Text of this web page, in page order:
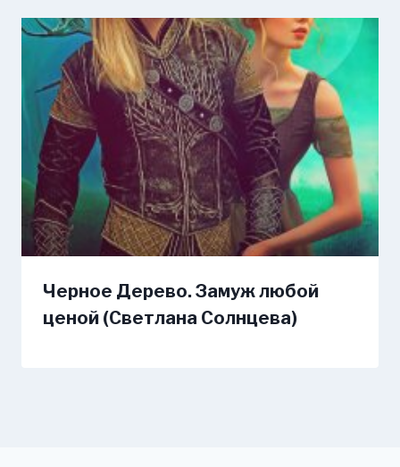
Черное Дерево. Замуж любой
ценой (Светлана Солнцева)